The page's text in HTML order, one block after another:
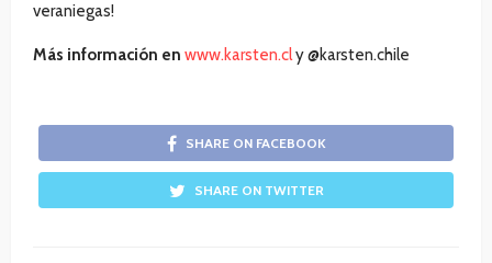
veraniegas!
Más información en www.karsten.cly @karsten.chile
SHARE ON FACEBOOK
SHARE ON TWITTER